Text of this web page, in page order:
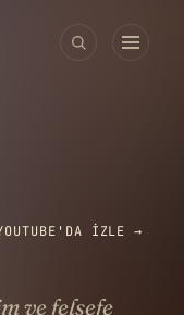
IZLE →
ve felsefe